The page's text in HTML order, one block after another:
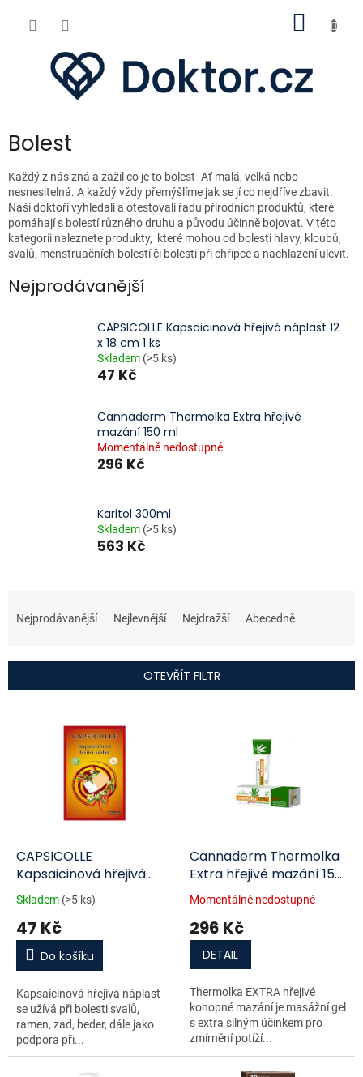
Bolest
Každý z nás zná a zažil co je to bolest- Ať malá, velká nebo
nesnesitelná. A každý vždy přemýšlíme jak se jí co nejdříve zbavit.
Naši doktoři vyhledali a otestovali řadu přírodních produktů, které
pomáhají s bolestí různého druhu a původu účinně bojovat. V této
kategorii naleznete produkty, které mohou od bolesti hlavy, kloubů,
svalů, menstruačních bolestí či bolesti při chřipce a nachlazení ulevit.
Nejprodávanější
CAPSICOLLE Kapsaicinová hřejivá náplast 12
x 18 cm 1 ks
Skladem (>5 ks)
47 Kč
Cannaderm Thermolka Extra hřejivé
mazání 150 ml
Momentálně nedostupné
296 Kč
Karitol 300ml
Skladem (>5 ks)
563 Kč
a
í
Nejprodávanější Nejlevnější Nejdražší Abecedně
OTEVŘÍT FILTR
dCAPSICOLLE
Kapsaicinová hřejivá
náplast 12 x 18 cm 1 ks
Skladem (>5 ks)
47 Kč
Do košíku
Kapsaicinová hřejivá náplast
se užívá při bolesti svalů,
ramen, zad, beder, dále jako
podpora při...
Cannaderm Thermolka
Extra hřejivé mazání 150
ml
Momentálně nedostupné
296 Kč
DETAIL
Thermolka EXTRA hřejivé
konopné mazání je masážní gel
s extra silným účinkem pro
zmírnění potíží...